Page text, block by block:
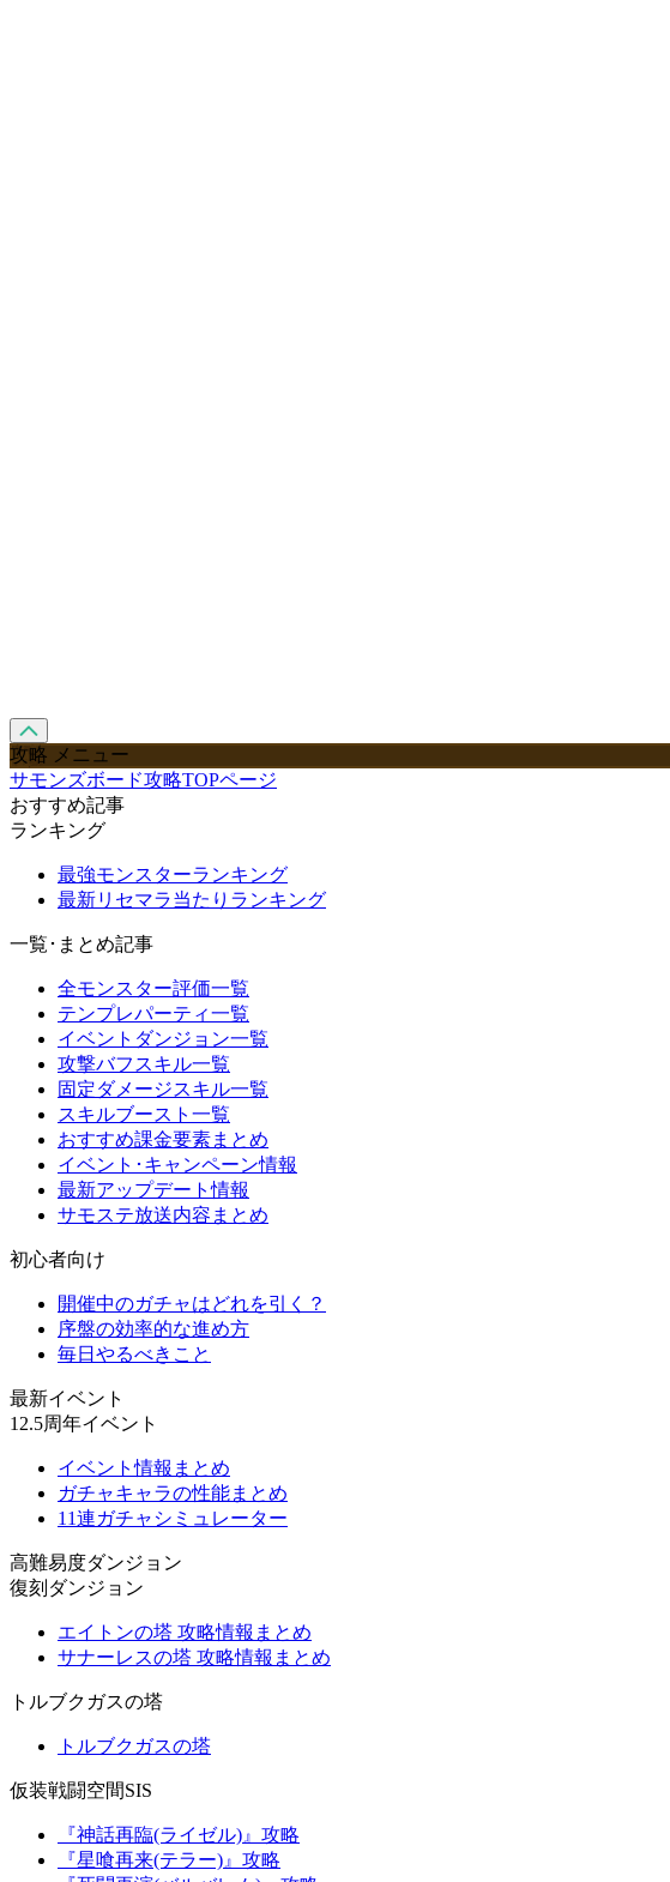
攻略 メニュー
サモンズボード攻略TOPページ
おすすめ記事
ランキング
最強モンスターランキング
最新リセマラ当たりランキング
一覧･まとめ記事
全モンスター評価一覧
テンプレパーティ一覧
イベントダンジョン一覧
攻撃バフスキル一覧
固定ダメージスキル一覧
スキルブースト一覧
おすすめ課金要素まとめ
イベント･キャンペーン情報
最新アップデート情報
サモステ放送内容まとめ
初心者向け
開催中のガチャはどれを引く？
序盤の効率的な進め方
毎日やるべきこと
最新イベント
12.5周年イベント
イベント情報まとめ
ガチャキャラの性能まとめ
11連ガチャシミュレーター
高難易度ダンジョン
復刻ダンジョン
エイトンの塔 攻略情報まとめ
サナーレスの塔 攻略情報まとめ
トルブクガスの塔
トルブクガスの塔
仮装戦闘空間SIS
『神話再臨(ライゼル)』攻略
『星喰再来(テラー)』攻略